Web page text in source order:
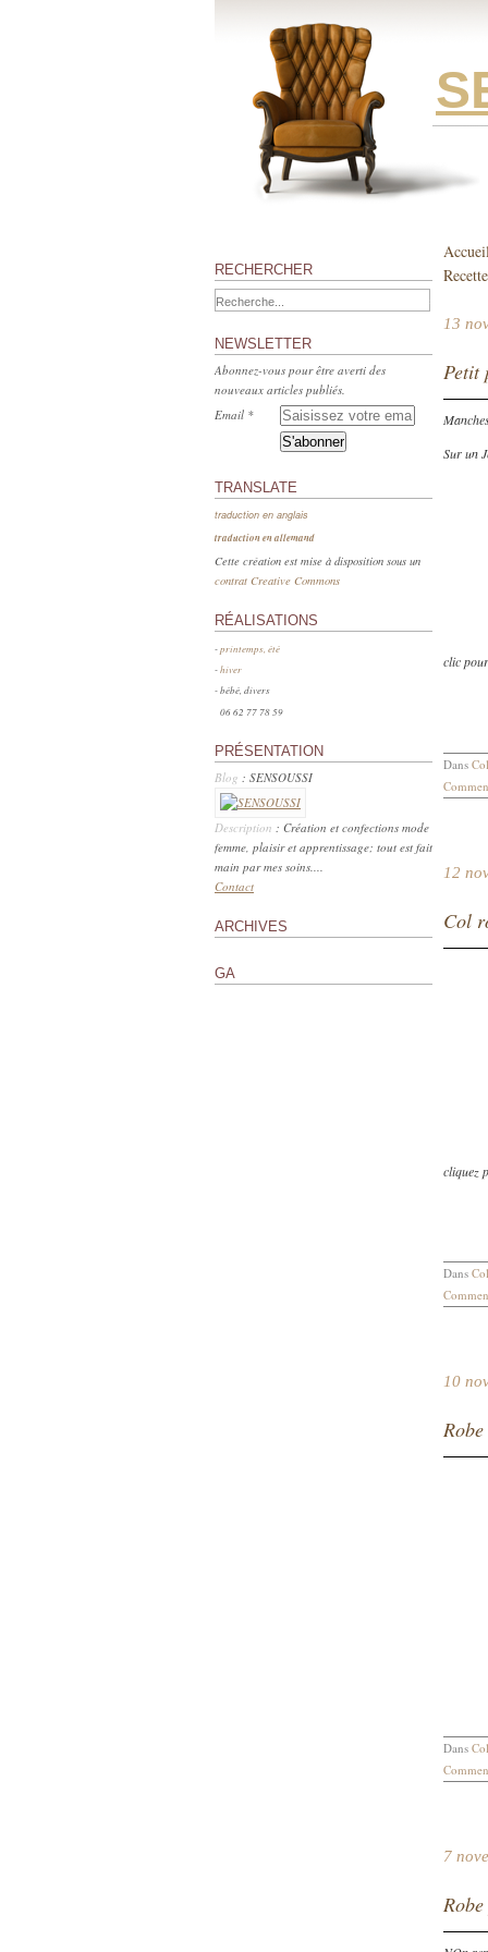
RECHERCHER
NEWSLETTER
Abonnez-vous pour être averti des
nouveaux articles publiés.
Email
TRANSLATE
traduction en anglais
traduction en allemand
Cette création est mise à disposition sous un
contrat Creative Commons
RÉALISATIONS
-printemps, été
-hiver
- bébé, divers
06 62 77 78 59
PRÉSENTATION
Blog : SENSOUSSI
Description : Création et confections mode
femme, plaisir et apprentissage; tout est fait
main par mes soins....
Contact
ARCHIVES
GA
13
Petit
Sur un
clic
Dans
12
Col
cliquez
Dans
10
Dans
7